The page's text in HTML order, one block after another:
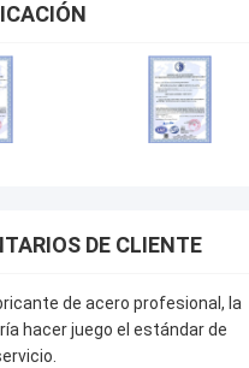
DE CLIENTE
de acero profesional, la
hacer juego el estándar de